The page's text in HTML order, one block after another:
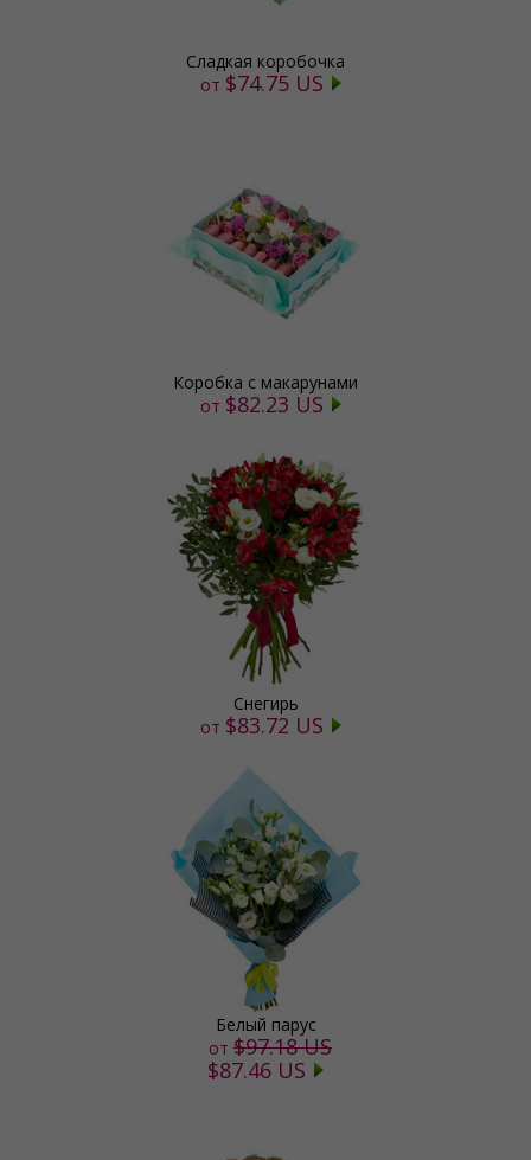
Сладкая коробочка
от $74.75 US
Коробка с макарунами
от $82.23 US
Снегирь
от $83.72 US
Белый парус
от $97.18 US
$87.46 US